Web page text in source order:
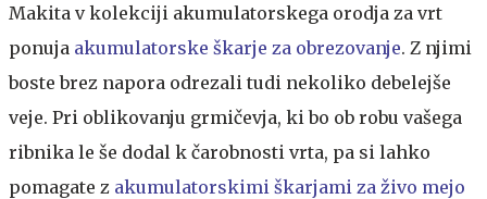
Makita v kolekciji akumulatorskega orodja za vrt
ponuja akumulatorske škarje za obrezovanje. Z njimi
boste brez napora odrezali tudi nekoliko debelejše
veje. Pri oblikovanju grmičevja, ki bo ob robu vašega
ribnika le še dodal k čarobnosti vrta, pa si lahko
pomagate z akumulatorskimi škarjami za živo mejo